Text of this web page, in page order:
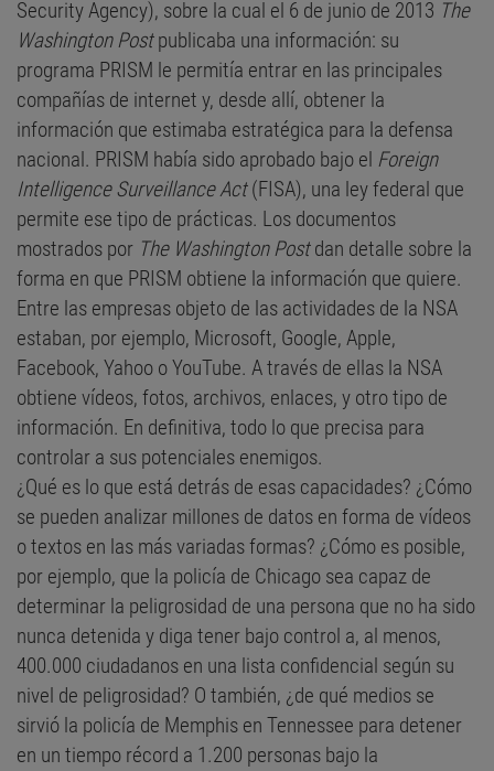
Security Agency), sobre la cual el 6 de junio de 2013 The
Washington Postpublicaba una información: su
programa PRISM le permitía entrar en las principales
compañías de internet y, desde allí, obtener la
información que estimaba estratégica para la defensa
nacional. PRISM había sido aprobado bajo el Foreign
Intelligence Surveillance Act(FISA), una ley federal que
permite ese tipo de prácticas. Los documentos
mostrados por The Washington Postdan detalle sobre la
forma en que PRISM obtiene la información que quiere.
Entre las empresas objeto de las actividades de la NSA
estaban, por ejemplo, Microsoft, Google, Apple,
Facebook, Yahoo o YouTube. A través de ellas la NSA
obtiene vídeos, fotos, archivos, enlaces, y otro tipo de
información. En definitiva, todo lo que precisa para
controlar a sus potenciales enemigos.
¿Qué es lo que está detrás de esas capacidades? ¿Cómo
se pueden analizar millones de datos en forma de vídeos
o textos en las más variadas formas? ¿Cómo es posible,
por ejemplo, que la policía de Chicago sea capaz de
determinar la peligrosidad de una persona que no ha sido
nunca detenida y diga tener bajo control a, al menos,
400.000 ciudadanos en una lista confidencial según su
nivel de peligrosidad? O también, ¿de qué medios se
sirvió la policía de Memphis en Tennessee para detener
en un tiempo récord a 1.200 personas bajo la